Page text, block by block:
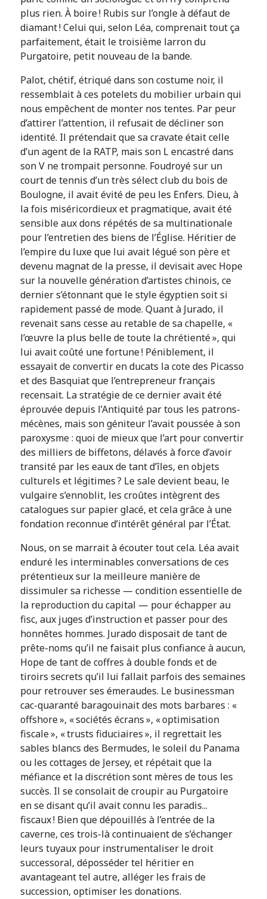
plus rien. À boire ! Rubis sur l’ongle à défaut de
diamant ! Celui qui, selon Léa, comprenait tout ça
parfaitement, était le troisième larron du
Purgatoire, petit nouveau de la bande.
Palot, chétif, étriqué dans son costume noir, il
ressemblait à ces potelets du mobilier urbain qui
nous empêchent de monter nos tentes. Par peur
d’attirer l’attention, il refusait de décliner son
identité. Il prétendait que sa cravate était celle
d’un agent de la RATP, mais son L encastré dans
son V ne trompait personne. Foudroyé sur un
court de tennis d’un très sélect club du bois de
Boulogne, il avait évité de peu les Enfers. Dieu, à
la fois miséricordieux et pragmatique, avait été
sensible aux dons répétés de sa multinationale
pour l’entretien des biens de l’Église. Héritier de
l’empire du luxe que lui avait légué son père et
devenu magnat de la presse, il devisait avec Hope
sur la nouvelle génération d’artistes chinois, ce
dernier s’étonnant que le style égyptien soit si
rapidement passé de mode. Quant à Jurado, il
revenait sans cesse au retable de sa chapelle, «
l’œuvre la plus belle de toute la chrétienté », qui
lui avait coûté une fortune ! Péniblement, il
essayait de convertir en ducats la cote des Picasso
et des Basquiat que l’entrepreneur français
recensait. La stratégie de ce dernier avait été
éprouvée depuis l’Antiquité par tous les patrons-
mécènes, mais son géniteur l’avait poussée à son
paroxysme : quoi de mieux que l’art pour convertir
des milliers de biffetons, délavés à force d’avoir
transité par les eaux de tant d’îles, en objets
culturels et légitimes ? Le sale devient beau, le
vulgaire s’ennoblit, les croûtes intègrent des
catalogues sur papier glacé, et cela grâce à une
fondation reconnue d’intérêt général par l’État.
Nous, on se marrait à écouter tout cela. Léa avait
enduré les interminables conversations de ces
prétentieux sur la meilleure manière de
dissimuler sa richesse — condition essentielle de
la reproduction du capital — pour échapper au
fisc, aux juges d’instruction et passer pour des
honnêtes hommes. Jurado disposait de tant de
prête-noms qu’il ne faisait plus confiance à aucun,
Hope de tant de coffres à double fonds et de
tiroirs secrets qu’il lui fallait parfois des semaines
pour retrouver ses émeraudes. Le businessman
cac-quaranté baragouinait des mots barbares : «
offshore », « sociétés écrans », « optimisation
fiscale », « trusts fiduciaires », il regrettait les
sables blancs des Bermudes, le soleil du Panama
ou les cottages de Jersey, et répétait que la
méfiance et la discrétion sont mères de tous les
succès. Il se consolait de croupir au Purgatoire
en se disant qu’il avait connu les paradis...
fiscaux ! Bien que dépouillés à l’entrée de la
caverne, ces trois-là continuaient de s’échanger
leurs tuyaux pour instrumentaliser le droit
successoral, déposséder tel héritier en
avantageant tel autre, alléger les frais de
succession, optimiser les donations.